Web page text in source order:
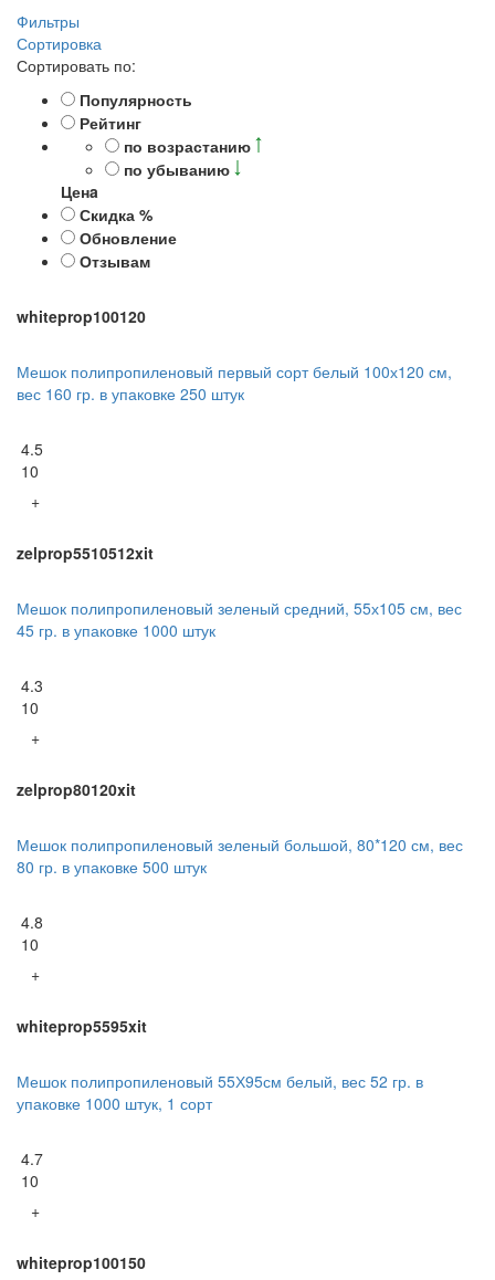
Фильтры
Сортировка
Сортировать по:
Популярность
Рейтинг
по возрастанию
по убыванию
Ценa
Скидка %
Обновление
Отзывам
whiteprop100120
Мешок полипропиленовый первый сорт белый 100х120 см,
вес 160 гр. в упаковке 250 штук
4.5
10
+
zelprop5510512xit
Мешок полипропиленовый зеленый средний, 55х105 см, вес
45 гр. в упаковке 1000 штук
4.3
10
+
zelprop80120xit
Мешок полипропиленовый зеленый большой, 80*120 см, вес
80 гр. в упаковке 500 штук
4.8
10
+
whiteprop5595xit
Мешок полипропиленовый 55Х95см белый, вес 52 гр. в
упаковке 1000 штук, 1 сорт
4.7
10
+
whiteprop100150